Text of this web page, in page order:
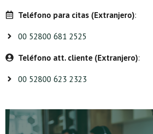
Teléfono para citas (Extranjero):
00 52800 681 2525
Teléfono att. cliente (Extranjero):
00 52800 623 2323